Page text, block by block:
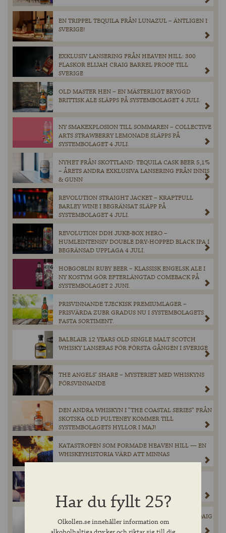
EN TRIPPEL TEQUILA FRÅN LUNAZUL – ÄNTLIGEN I
SVERIGE!
EXKLUSIV LANSERING FRÅN HEAVEN HILL: 300
FLASKOR ELIJAH CRAIG BARREL PROOF TILL
SVERIGE
OLD MASTER HEN – EN MÄSTERLIGT BRYGGD
BRITTISK ALE SLÄPPS PÅ SYSTEMBOLAGET 4 JULI.
NY SMAKEXPLOSION TILL SOMMAREN – COLLECTIVE
ARTS STRAWBERRY LEMONADE SLÄPPS PÅ
SYSTEMBOLAGET 4 JULI.
NYHET FRÅN SKOTTLAND: TEQUILA CASK BEER 5,1%
– ÅRETS ANDRA EXKLUSIVA LANSERING FRÅN INNIS
& GUNN
REVOLUTION STRAIGHT JACKET – KRAFTFULL
BARLEY WINE I BEGRÄNSAT SLÄPP PÅ
SYSTEMBOLAGET 4 JULI.
REVOLUTION DDH JUKE-BOX HERO –
HUMLEINTENSIV DOUBLE DRY-HOPPED BLACK IPA I
BEGRÄNSAD UPPLAGA 4 JULI.
HOBGOBLIN RUBY BEER – KLASSISK ENGELSK ALE I
NY KOSTYM GÖR EFTERLÄNGTAD COMEBACK PÅ
SYSTEMBOLAGET 2 JUNI.
PRISVINNANDE TJECKISK PREMIUMLAGER –
PRISVÄRDA ZUBR GRADUS NU I SYSTEMBOLAGETS
FASTA SORTIMENT.
BALBLAIR 12 YEARS OLD SINGLE MALT SCOTCH
WHISKY LANSERAS FÖR FÖRSTA GÅNGEN I SVERIGE
THE ANGELS’ SHARE – MYSTERIET MED WHISKYNS
FÖRSVINNANDE
DEN ANDRA WHISKYN I ”THE COASTAL SERIES” FRÅN
SKOTSKA OLD PULTENEY KOMMER TILL
SYSTEMBOLAGETS HYLLOR I MAJ!
KATASTROFEN SOM FORMADE HEAVEN HILL — EN
WHISKEYHISTORIA VÄRD ATT MINNAS
INNIS & GUNN’S SUCCÉSAMARBETE MED LAPHROAIG
ÄR TILLBAKA!
Har du fyllt 25?
Olkollen.se innehåller information om